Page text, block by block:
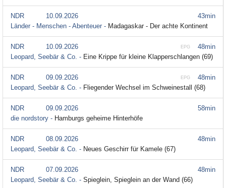
43min
NDR
10.09.2026
Länder - Menschen - Abenteuer - Madagaskar - Der achte Kontinent
48min
EPG
NDR
10.09.2026
Leopard, Seebär & Co. - Eine Krippe für kleine Klapperschlangen (69)
48min
EPG
NDR
09.09.2026
Leopard, Seebär & Co. - Fliegender Wechsel im Schweinestall (68)
58min
NDR
09.09.2026
die nordstory - Hamburgs geheime Hinterhöfe
48min
NDR
08.09.2026
Leopard, Seebär & Co. - Neues Geschirr für Kamele (67)
48min
NDR
07.09.2026
Leopard, Seebär & Co. - Spieglein, Spieglein an der Wand (66)